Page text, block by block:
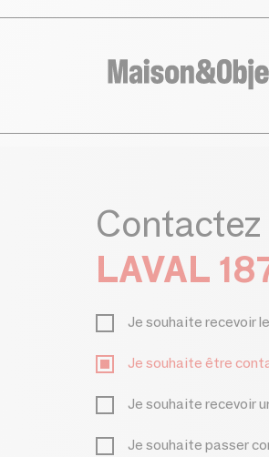
LAVAL
Je souhaite recevoir
Je souhaite être
Je souhaite recevoir
Je souhaite passer